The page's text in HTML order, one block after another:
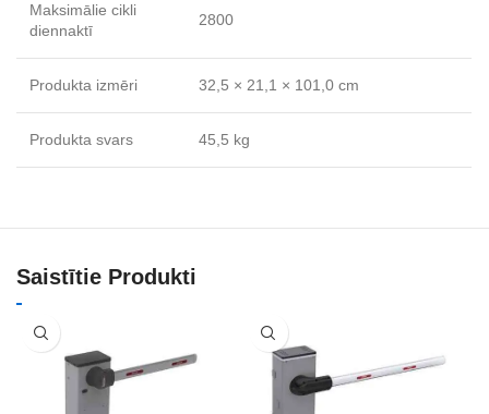
Maksimālie cikli
diennaktī
2800
Produkta izmēri 32,5 × 21,1 × 101,0 cm
Produkta svars 45,5 kg
Saistītie Produkti